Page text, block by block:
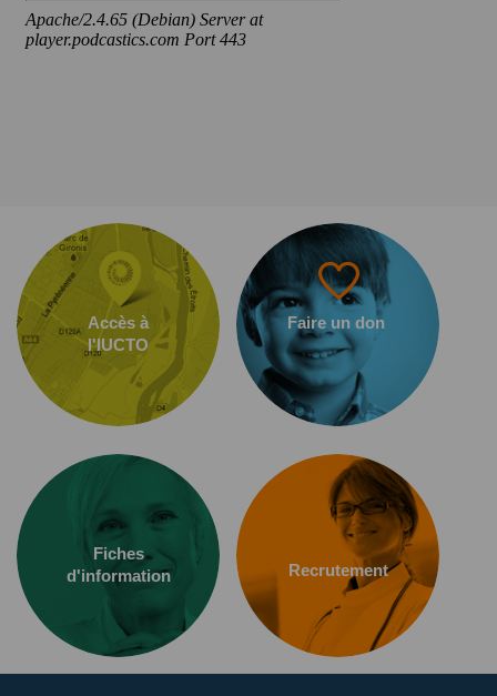
Accès à
l'IUCTO
Faire un don
Fiches
d'information
Recrutement